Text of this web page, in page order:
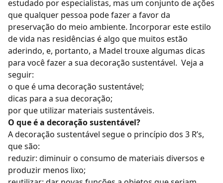
estudado por especialistas, mas um conjunto de ações
que qualquer pessoa pode fazer a favor da
preservação do meio ambiente. Incorporar este estilo
de vida nas residências é algo que muitos estão
aderindo, e, portanto, a Madel trouxe algumas dicas
para você fazer a sua decoração sustentável. Veja a
seguir:
o que é uma decoração sustentável;
dicas para a sua decoração;
por que utilizar materiais sustentáveis.
O que é a decoração sustentável?
A decoração sustentável segue o princípio dos 3 R’s,
que são:
reduzir: diminuir o consumo de materiais diversos e
produzir menos lixo;